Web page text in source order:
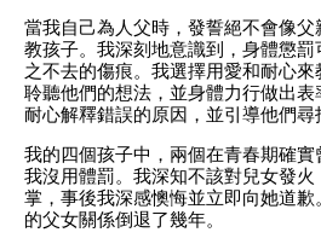
當我自己為人父時，發誓絕不會像
教孩子。我深刻地意識到，身體懲
之不去的傷痕。我選擇用愛和耐心來
聆聽他們的想法，並身體力行做出
耐心解釋錯誤的原因，並引導他們尋
我的四個孩子中，兩個在青春期確
我沒用體罰。我深知不該對兒女發
掌，事後我深感懊悔並立即向她道
的父女關係倒退了幾年。